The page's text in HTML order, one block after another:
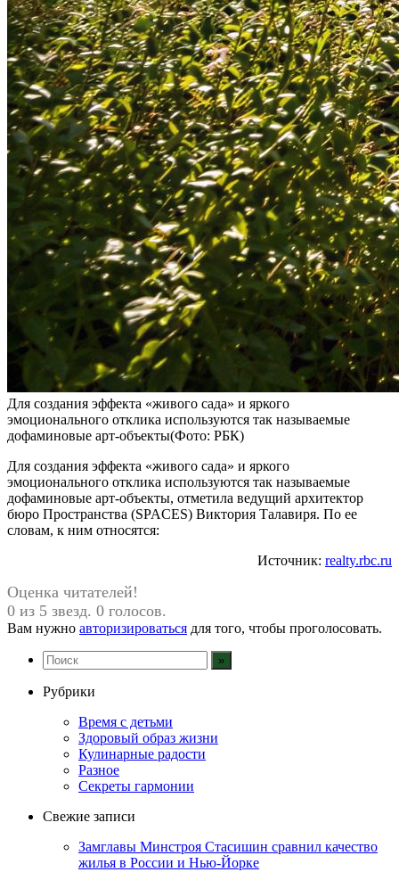
Для создания эффекта «живого сада» и яркого
эмоционального отклика используются так называемые
дофаминовые арт-объекты(Фото: РБК)
Для создания эффекта «живого сада» и яркого
эмоционального отклика используются так называемые
дофаминовые арт-объекты, отметила ведущий архитектор
бюро Пространства (SPACES) Виктория Талавиря. По ее
словам, к ним относятся:
Источник: realty.rbc.ru
Оценка читателей!
0 из 5 звезд. 0 голосов.
Вам нужно авторизироваться для того, чтобы проголосовать.
Рубрики
Время с детьми
Здоровый образ жизни
Кулинарные радости
Разное
Секреты гармонии
Свежие записи
Замглавы Минстроя Стасишин сравнил качество
жилья в России и Нью-Йорке